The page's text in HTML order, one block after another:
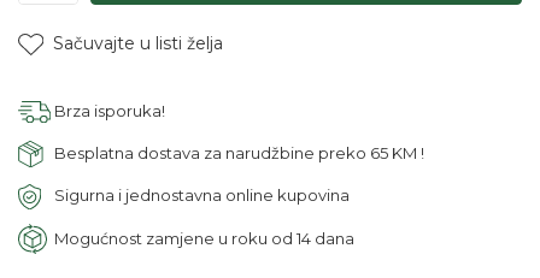
Sačuvajte u listi želja
Brza isporuka!
Besplatna dostava za narudžbine preko 65 KM !
Sigurna i jednostavna online kupovina
Mogućnost zamjene u roku od 14 dana